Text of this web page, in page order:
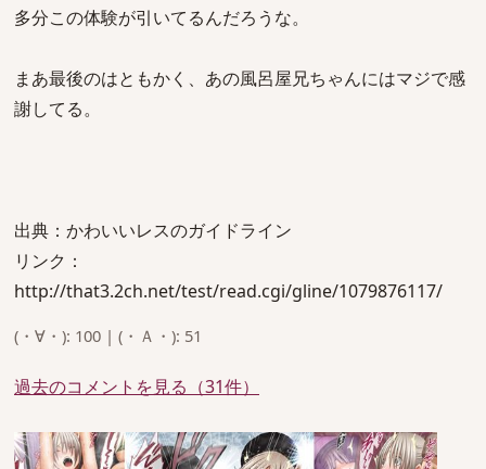
多分この体験が引いてるんだろうな。
まあ最後のはともかく、あの風呂屋兄ちゃんにはマジで感
謝してる。
出典：かわいいレスのガイドライン
リンク：
http://that3.2ch.net/test/read.cgi/gline/1079876117/
(・∀・): 100 | (・Ａ・): 51
過去のコメントを見る（31件）